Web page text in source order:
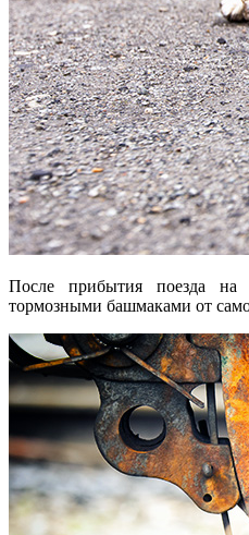
После прибытия поезда на
тормозными башмаками от